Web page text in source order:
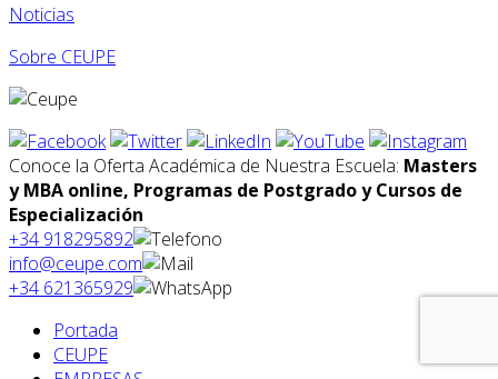
Noticias
Sobre CEUPE
Conoce la Oferta Académica de Nuestra Escuela: Masters
y MBA online, Programas de Postgrado y Cursos de
Especialización
+34 918295892
info@ceupe.com
+34 621365929
Portada
CEUPE